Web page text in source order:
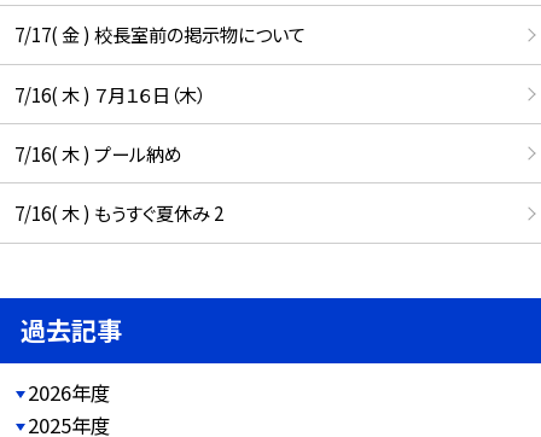
7/17( 金 ) 校長室前の掲示物について
7/16( 木 ) ７月１６日（木）
7/16( 木 ) プール納め
7/16( 木 ) もうすぐ夏休み 2
過去記事
2026年度
2025年度